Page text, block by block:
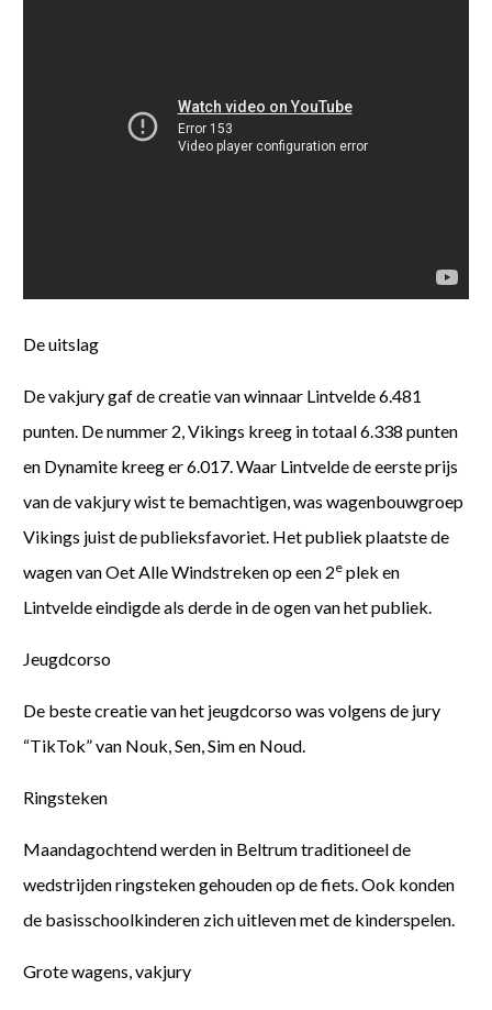
De uitslag
De vakjury gaf de creatie van winnaar Lintvelde 6.481
punten. De nummer 2, Vikings kreeg in totaal 6.338 punten
en Dynamite kreeg er 6.017. Waar Lintvelde de eerste prijs
van de vakjury wist te bemachtigen, was wagenbouwgroep
Vikings juist de publieksfavoriet. Het publiek plaatste de
wagen van Oet Alle Windstreken op een 2eplek en
Lintvelde eindigde als derde in de ogen van het publiek.
Jeugdcorso
De beste creatie van het jeugdcorso was volgens de jury
“TikTok” van Nouk, Sen, Sim en Noud.
Ringsteken
Maandagochtend werden in Beltrum traditioneel de
wedstrijden ringsteken gehouden op de fiets. Ook konden
de basisschoolkinderen zich uitleven met de kinderspelen.
Grote wagens, vakjury